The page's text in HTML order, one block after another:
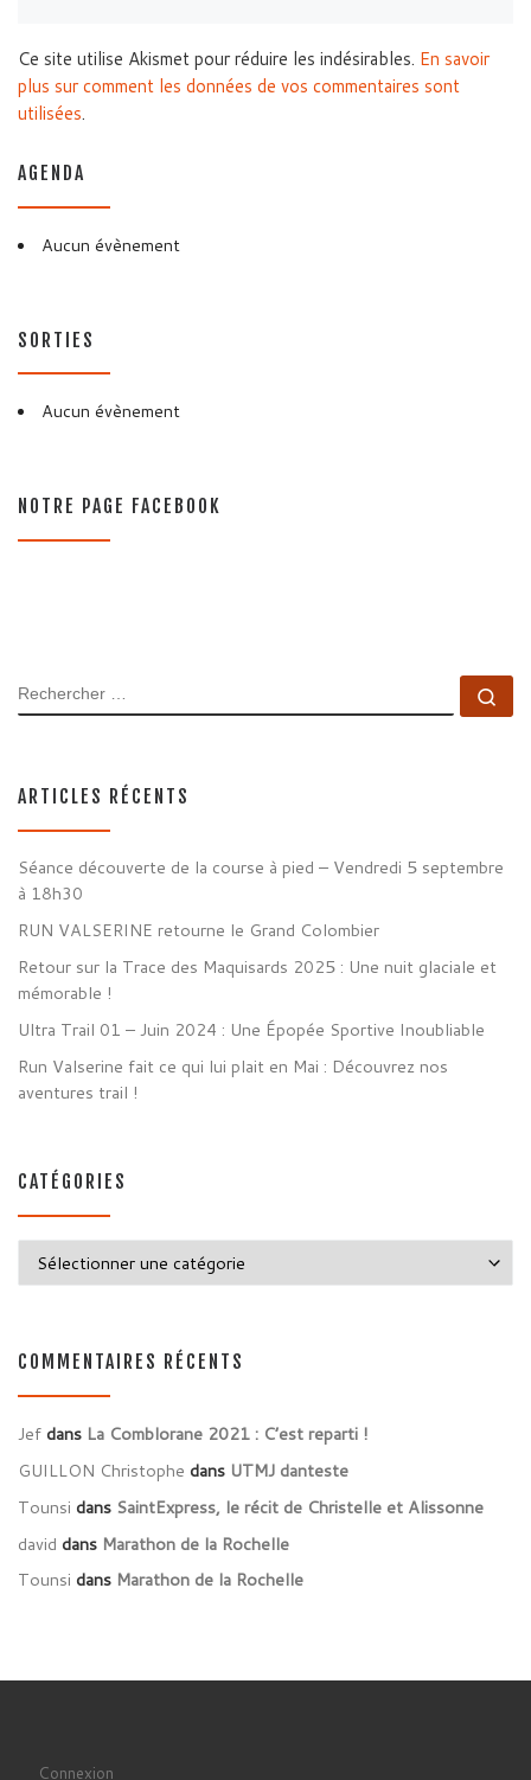
Ce site utilise Akismet pour réduire les indésirables. En savoir
plus sur comment les données de vos commentaires sont
utilisées.
AGENDA
Aucun évènement
SORTIES
Aucun évènement
NOTRE PAGE FACEBOOK
RECHERCHER
ARTICLES RÉCENTS
Séance découverte de la course à pied – Vendredi 5 septembre
à 18h30
RUN VALSERINE retourne le Grand Colombier
Retour sur la Trace des Maquisards 2025 : Une nuit glaciale et
mémorable !
Ultra Trail 01 – Juin 2024 : Une Épopée Sportive Inoubliable
Run Valserine fait ce qui lui plait en Mai : Découvrez nos
aventures trail !
CATÉGORIES
COMMENTAIRES RÉCENTS
Jef dans La Comblorane 2021 : C’est reparti !
GUILLON Christophe dans UTMJ danteste
Tounsi dans SaintExpress, le récit de Christelle et Alissonne
david dans Marathon de la Rochelle
Tounsi dans Marathon de la Rochelle
Connexion